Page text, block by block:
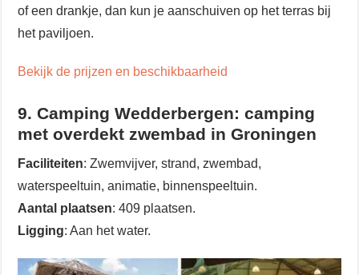
of een drankje, dan kun je aanschuiven op het terras bij
het paviljoen.
Bekijk de prijzen en beschikbaarheid
9. Camping Wedderbergen: camping
met overdekt zwembad in Groningen
Faciliteiten: Zwemvijver, strand, zwembad,
waterspeeltuin, animatie, binnenspeeltuin.
Aantal plaatsen: 409 plaatsen.
Ligging: Aan het water.